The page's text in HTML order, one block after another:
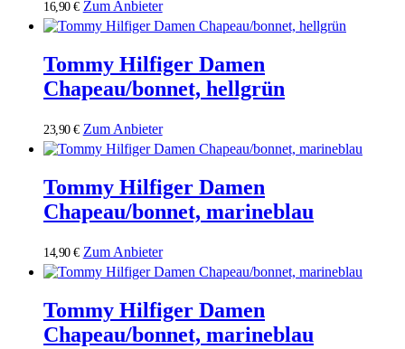
16,90€ Zum Anbieter
Tommy Hilfiger Damen
Chapeau/bonnet, hellgrün
23,90€ Zum Anbieter
Tommy Hilfiger Damen
Chapeau/bonnet, marineblau
14,90€ Zum Anbieter
Tommy Hilfiger Damen
Chapeau/bonnet, marineblau